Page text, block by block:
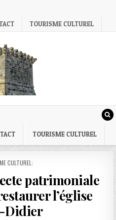
TOURISME CULTUREL
TOURISME CULTUREL
CULTUREL:
patrimoniale
l’église
Didier